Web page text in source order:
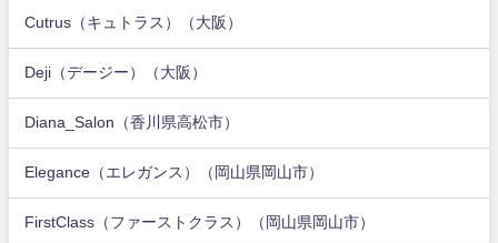
Cutrus（キュトラス）（大阪）
Deji（デージー）（大阪）
Diana_Salon（香川県高松市）
Elegance（エレガンス）（岡山県岡山市）
FirstClass（ファーストクラス）（岡山県岡山市）